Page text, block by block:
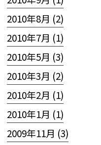
2010年8月 (2)
2010年7月 (1)
2010年5月 (3)
2010年3月 (2)
2010年2月 (1)
2010年1月 (1)
2009年11月 (3)